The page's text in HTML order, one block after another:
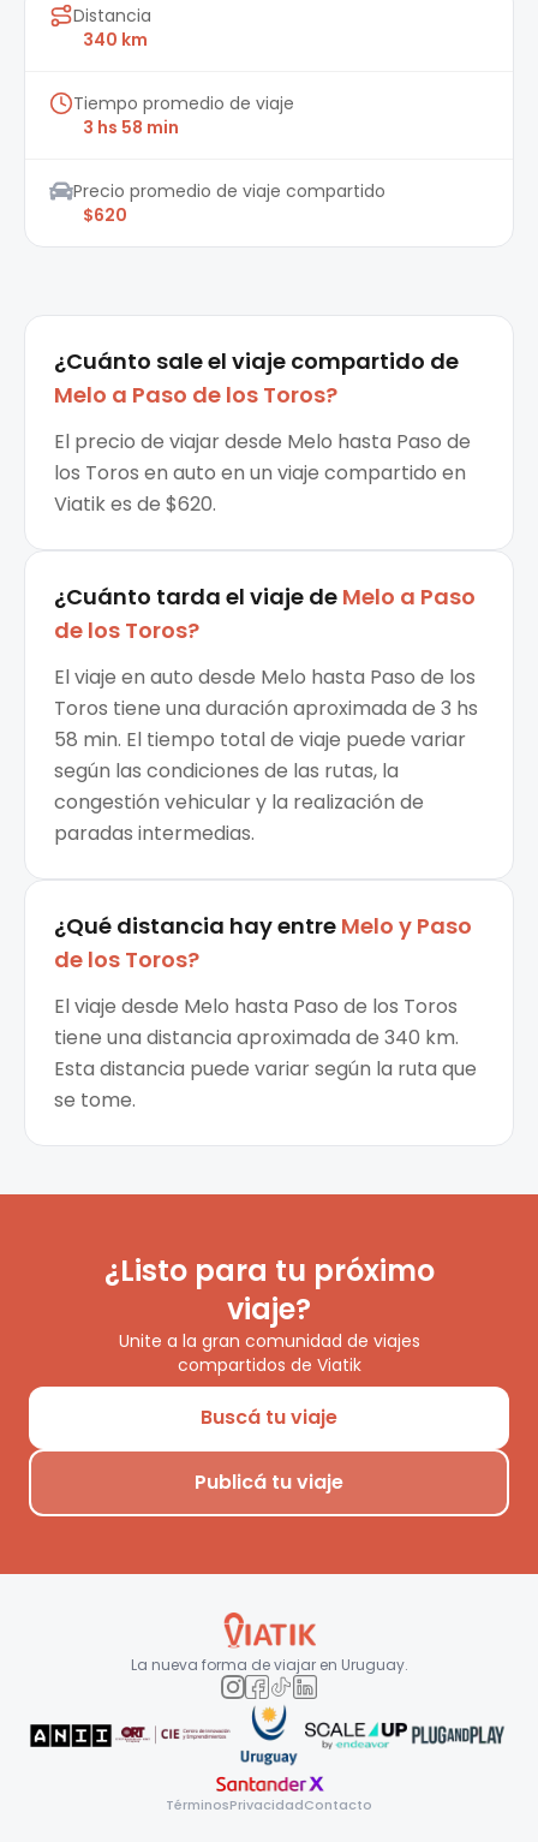
Distancia
340 km
Tiempo promedio de viaje
3 hs 58 min
Precio promedio de viaje compartido
$620
¿Cuánto sale el viaje compartido de
Melo a Paso de los Toros?
El precio de viajar desde Melo hasta Paso de
los Toros en auto en un viaje compartido en
Viatik es de $620.
¿Cuánto tarda el viaje de Melo a Paso
de los Toros?
El viaje en auto desde Melo hasta Paso de los
Toros tiene una duración aproximada de 3 hs
58 min. El tiempo total de viaje puede variar
según las condiciones de las rutas, la
congestión vehicular y la realización de
paradas intermedias.
¿Qué distancia hay entre Melo y Paso
de los Toros?
El viaje desde Melo hasta Paso de los Toros
tiene una distancia aproximada de 340 km.
Esta distancia puede variar según la ruta que
se tome.
¿Listo para tu próximo
viaje?
Unite a la gran comunidad de viajes
compartidos de Viatik
Buscá tu viaje
Publicá tu viaje
La nueva forma de viajar en Uruguay.
TérminosPrivacidadContacto